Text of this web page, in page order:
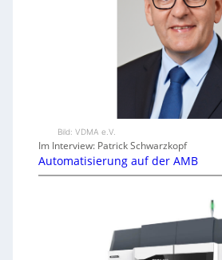
Bild: VDMA e.V.
Im Interview: Patrick Schwarzkopf
Automatisierung auf der AMB